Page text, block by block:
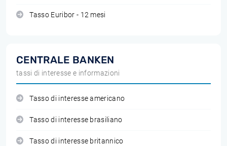
Tasso Euribor - 12 mesi
CENTRALE BANKEN
tassi di interesse e informazioni
Tasso di interesse americano
Tasso di interesse brasiliano
Tasso di interesse britannico